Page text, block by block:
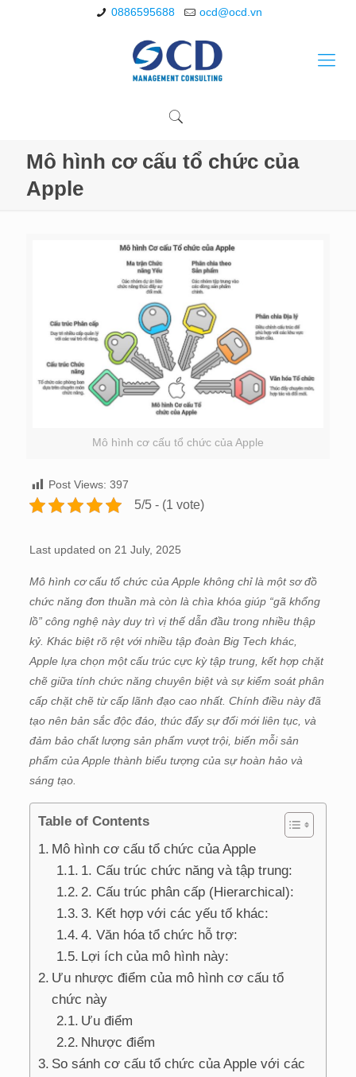
0886595688 ocd@ocd.vn
Mô hình cơ cấu tổ chức của
Apple
Mô hình cơ cấu tổ chức của Apple
Post Views: 397
5/5 - (1 vote)
Last updated on 21 July, 2025
Mô hình cơ cấu tổ chức của Apple không chỉ là một sơ đồ
chức năng đơn thuần mà còn là chìa khóa giúp “gã khổng
lồ” công nghệ này duy trì vị thế dẫn đầu trong nhiều thập
kỷ. Khác biệt rõ rệt với nhiều tập đoàn Big Tech khác,
Apple lựa chọn một cấu trúc cực kỳ tập trung, kết hợp chặt
chẽ giữa tính chức năng chuyên biệt và sự kiểm soát phân
cấp chặt chẽ từ cấp lãnh đạo cao nhất. Chính điều này đã
tạo nên bản sắc độc đáo, thúc đẩy sự đổi mới liên tục, và
đảm bảo chất lượng sản phẩm vượt trội, biến mỗi sản
phẩm của Apple thành biểu tượng của sự hoàn hảo và
sáng tạo.
Table of Contents
Mô hình cơ cấu tổ chức của Apple
1. Cấu trúc chức năng và tập trung:
2. Cấu trúc phân cấp (Hierarchical):
3. Kết hợp với các yếu tố khác:
4. Văn hóa tổ chức hỗ trợ:
Lợi ích của mô hình này:
Ưu nhược điểm của mô hình cơ cấu tổ
chức này
Ưu điểm
Nhược điểm
So sánh cơ cấu tổ chức của Apple với các